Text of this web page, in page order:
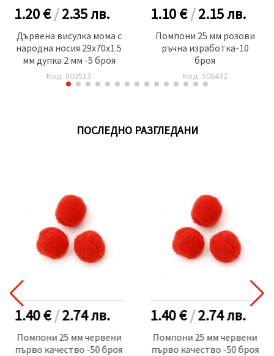
1.20 €/2.35лв.
Дървена висулка мома с
народна носия 29x70x1.5
мм дупка 2 мм -5 броя
Код: 803513
1.10 €/2.15лв.
Помпони 25 мм розови
ръчна изработка-10
броя
Код: 506432
ПОСЛЕДНО РАЗГЛЕДАНИ
1.40 €/2.74лв.
Помпони 25 мм червени
първо качество -50 броя
1.40 €/2.74лв.
Помпони 25 мм червени
първо качество -50 броя